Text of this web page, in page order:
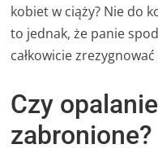
kobiet w ciąży? Nie do
to jednak, że panie
całkowicie
Czy
zabronione?